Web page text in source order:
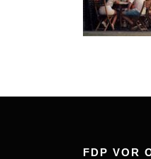
FDP VOR